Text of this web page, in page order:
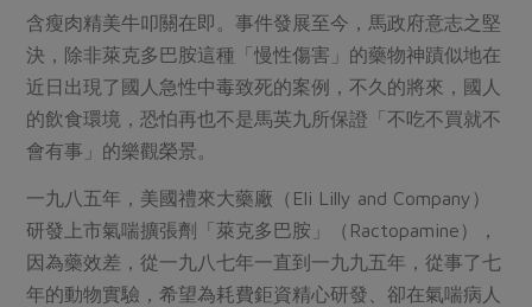
調理食材・點心
調味醬料/南北貨 烘焙
保健食品
美妝保養 個人清潔
家庭清潔 織品
醬料
湯品．鍋物
漬物
涼拌沙拉
飲品
主題食譜
合作25-精選產品第四彈
更多當季產品
議題活動
30%rPET紅烏龍茶
2024農業發展計畫年度報告
減硝酸鹽 惜食
非基改運動 支持本土農糧
廢核運動 能源議題
減添加物
公益金 食農教育
更多議題
生活者e週報
自主把關
檢驗報告
硝酸鹽檢驗
合作社法規
社務專區
含瘦肉精美牛叩關在即。事件發展至今，馬政府意志之堅
決，除非萊克多巴胺這種「慢性傷害」的藥物神蹟似地在
近日出現了國人急性中毒致死的案例，不久的將來，國人
的飲食環境，恐怕再也不是馬英九所保證「不吃不買就不
會有事」的樂觀榮景。
一九八五年，美國禮來大藥廠（Eli Lilly and Company）
研發上市氣喘擴張劑「萊克多巴胺」（Ractopamine），
因為藥效差，從一九八七年一直到一九九五年，從事了七
年的動物實驗，希望為耗費鉅資精心研發、卻在氣喘病人